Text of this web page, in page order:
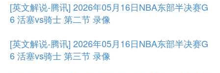
[英文解说-腾讯] 2026年05月16日NBA东部半决赛G
6 活塞vs骑士 第二节 录像
[英文解说-腾讯] 2026年05月16日NBA东部半决赛G
6 活塞vs骑士 第三节 录像